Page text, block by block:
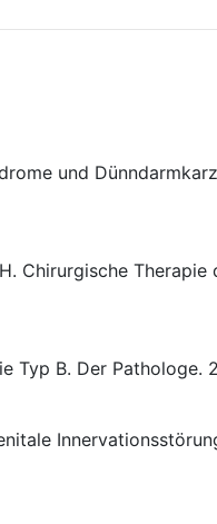
und
Chirurgische
Typ B. Der Pathologe.